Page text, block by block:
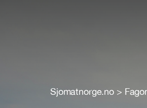
Sjomatnorge.no >